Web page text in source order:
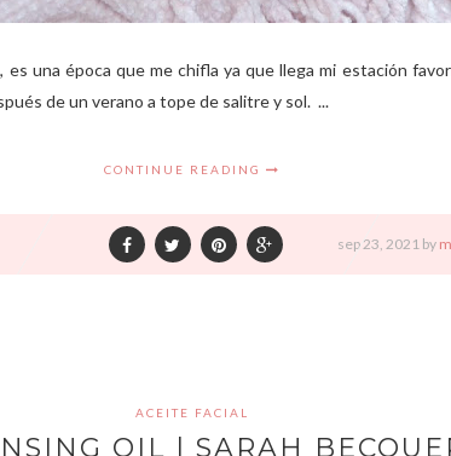
es una época que me chifla ya que llega mi estación
de un verano a tope de salitre y sol. ...
CONTINUE READING
sep23, 2021 by
ACEITE FACIAL
OIL | SARAH